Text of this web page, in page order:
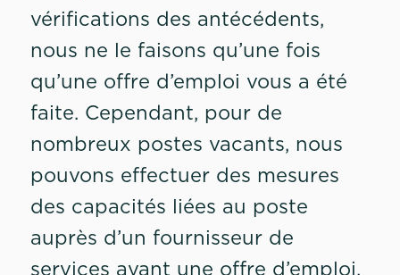
vérifications des antécédents,
nous ne le faisons qu’une fois
qu’une offre d’emploi vous a été
faite. Cependant, pour de
nombreux postes vacants, nous
pouvons effectuer des mesures
des capacités liées au poste
auprès d’un fournisseur de
services avant une offre d’emploi.